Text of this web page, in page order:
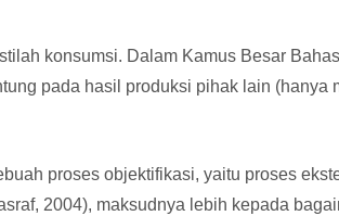
konsumsi. Dalam Kamus Besar
pada hasil produksi pihak lain (hanya
proses objektifikasi, yaitu proses
2004), maksudnya lebih kepada